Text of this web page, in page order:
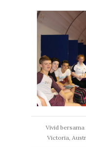
Vivid bersama
Victoria,